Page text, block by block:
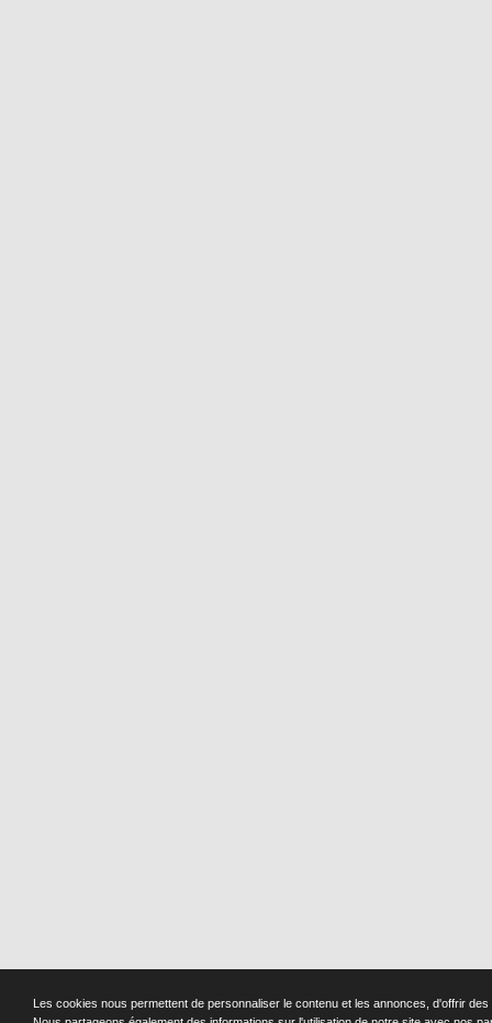
Les cookies nous permettent de personnaliser le contenu et les annonces, d'offrir